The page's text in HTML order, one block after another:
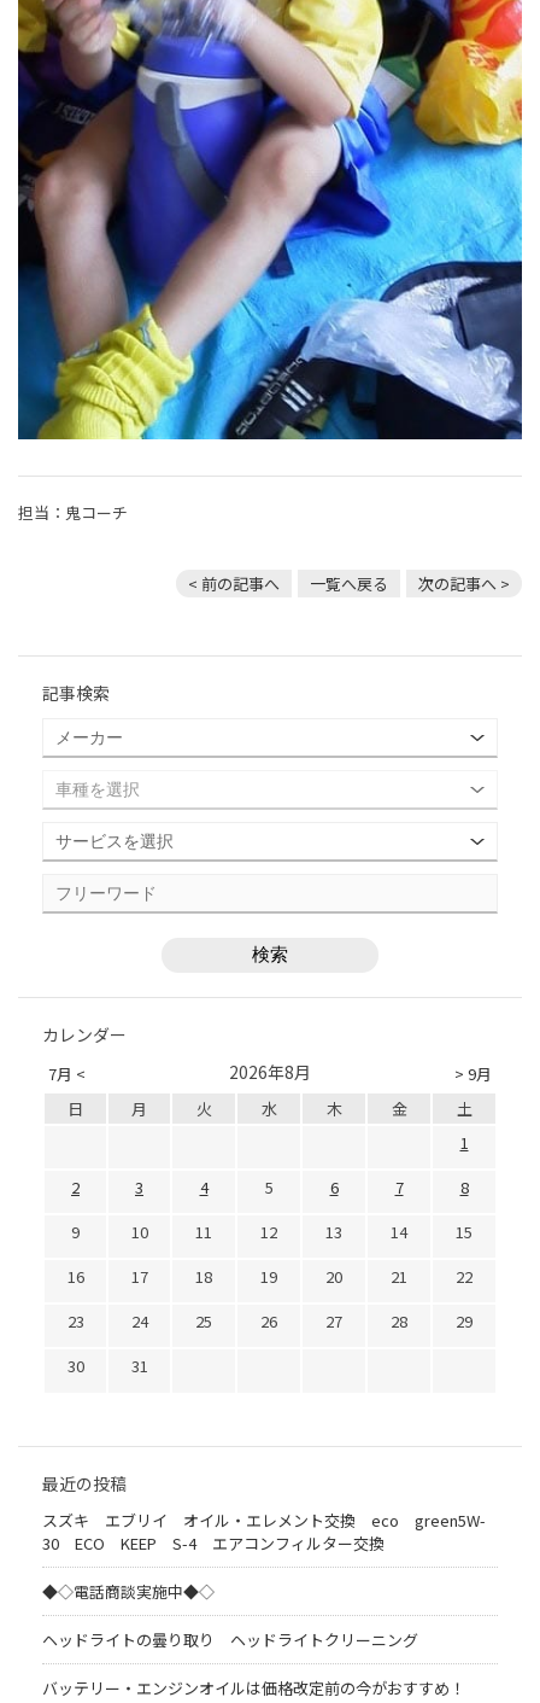
担当：鬼コーチ
< 前の記事へ 一覧へ戻る 次の記事へ >
記事検索
カレンダー
7月 < > 9月
2026年8月
日 月 火 水 木 金
土
1
2
3 4 5 6 7
8
9
10 11 12 13 14
15
16
17 18 19 20 21
22
23
24 25 26 27 28
29
30
31
最近の投稿
スズキ エブリイ オイル・エレメント交換 eco green5W-
30 ECO KEEP S-4 エアコンフィルター交換
◆◇電話商談実施中◆◇
ヘッドライトの曇り取り ヘッドライトクリーニング
バッテリー・エンジンオイルは価格改定前の今がおすすめ！